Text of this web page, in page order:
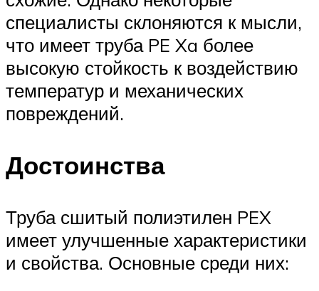
специалисты склоняются к мысли,
что имеет труба PE Xa более
высокую стойкость к воздействию
температур и механических
повреждений.
Достоинства
Труба сшитый полиэтилен PEX
имеет улучшенные характеристики
и свойства. Основные среди них: